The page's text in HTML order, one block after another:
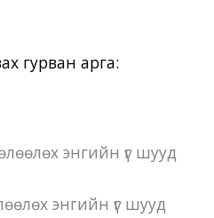
гурван арга:
энгийн үг шууд
энгийн үг шууд